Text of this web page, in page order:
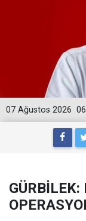
07 Ağustos 2026